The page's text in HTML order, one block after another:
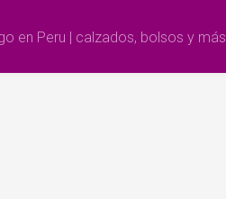
en Peru | calzados, bolsos y más